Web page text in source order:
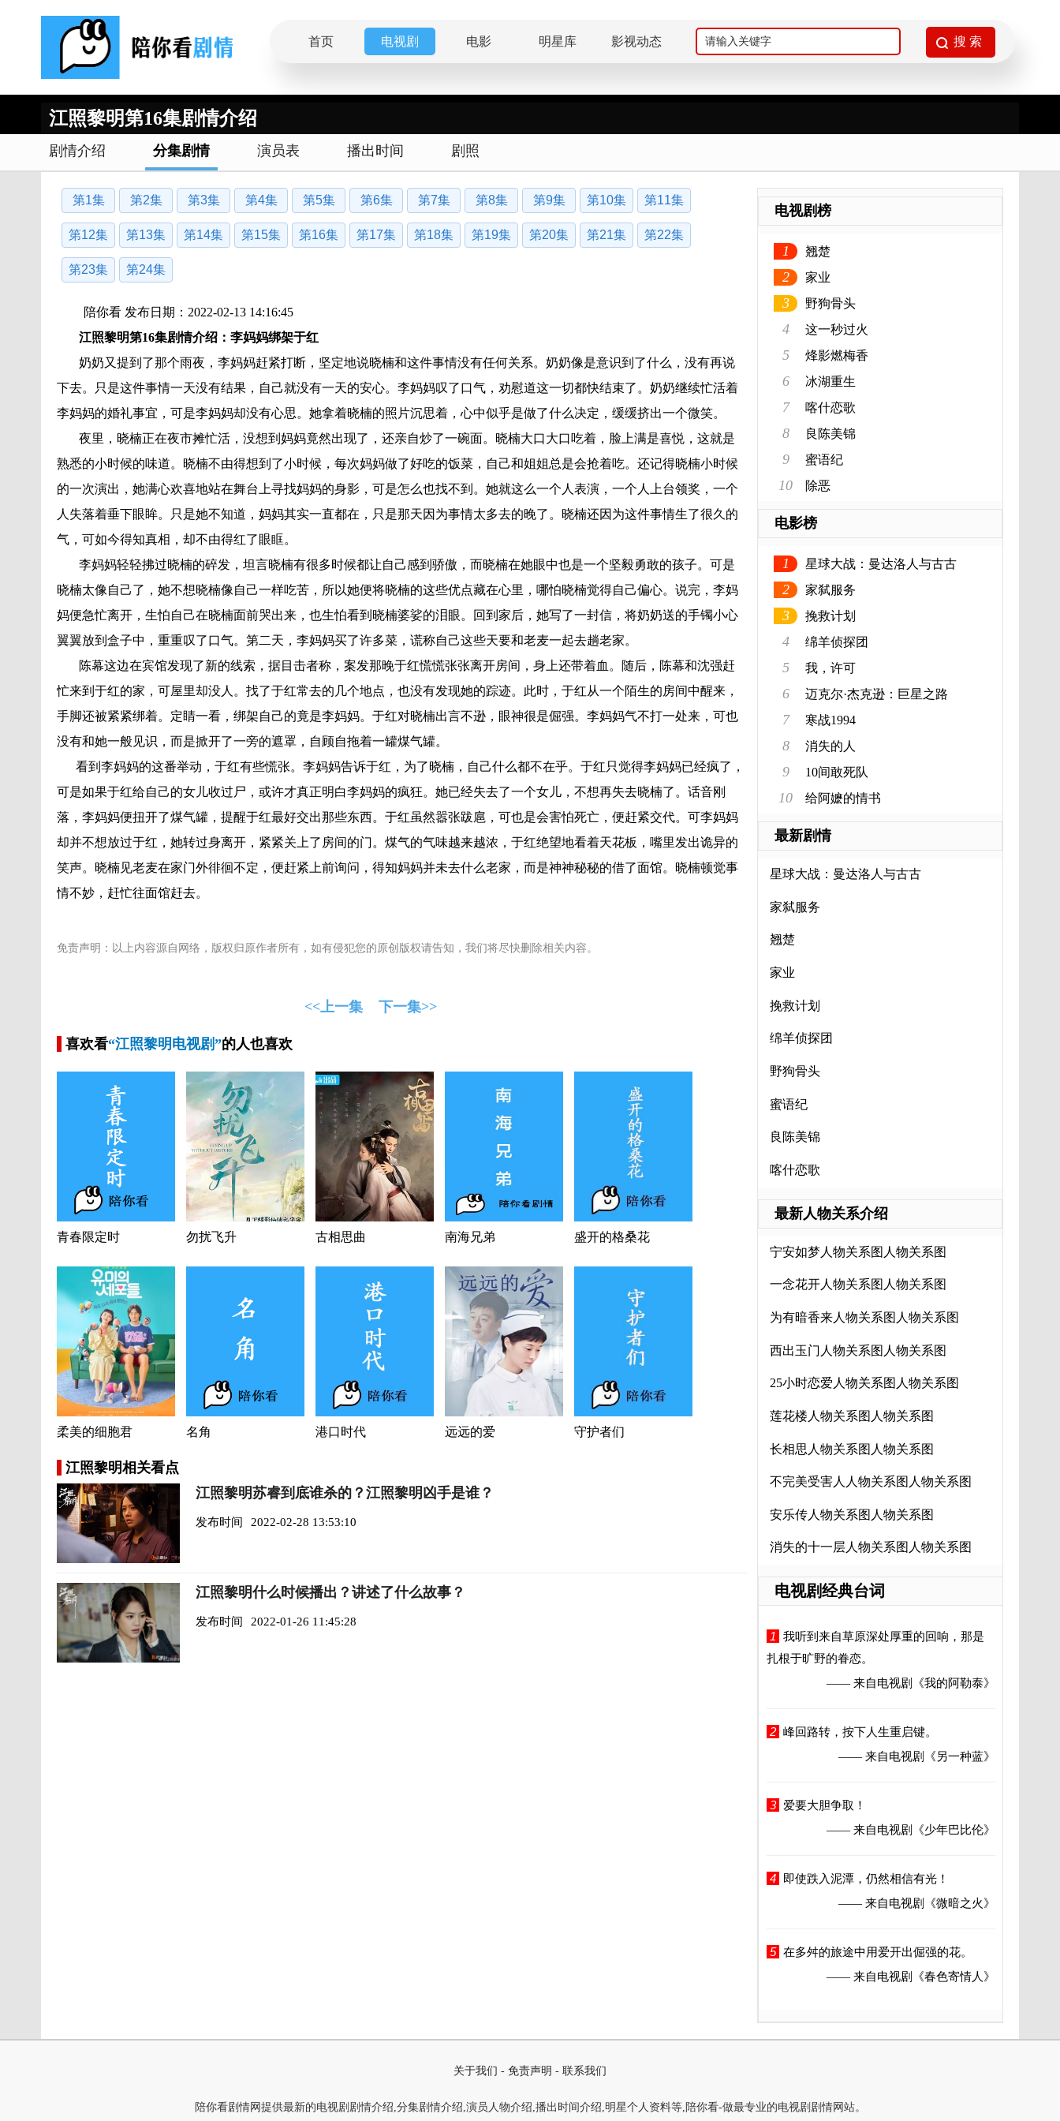
首页 电视剧 电影 明星库 影视动态
江照黎明第16集剧情介绍
剧情介绍 分集剧情 演员表 播出时间 剧照
第1集 第2集 第3集 第4集 第5集 第6集 第7集 第8集 第9集 第10集 第11集
第12集 第13集 第14集 第15集 第16集 第17集 第18集 第19集 第20集 第21集 第22集
第23集 第24集
陪你看 发布日期：2022-02-13 14:16:45
江照黎明第16集剧情介绍：李妈妈绑架于红
奶奶又提到了那个雨夜，李妈妈赶紧打断，坚定地说晓楠和这件事情没有任何关系。奶奶像是意识到了什么，没有再说
下去。只是这件事情一天没有结果，自己就没有一天的安心。李妈妈叹了口气，劝慰道这一切都快结束了。奶奶继续忙活着
李妈妈的婚礼事宜，可是李妈妈却没有心思。她拿着晓楠的照片沉思着，心中似乎是做了什么决定，缓缓挤出一个微笑。
夜里，晓楠正在夜市摊忙活，没想到妈妈竟然出现了，还亲自炒了一碗面。晓楠大口大口吃着，脸上满是喜悦，这就是
熟悉的小时候的味道。晓楠不由得想到了小时候，每次妈妈做了好吃的饭菜，自己和姐姐总是会抢着吃。还记得晓楠小时候
的一次演出，她满心欢喜地站在舞台上寻找妈妈的身影，可是怎么也找不到。她就这么一个人表演，一个人上台领奖，一个
人失落着垂下眼眸。只是她不知道，妈妈其实一直都在，只是那天因为事情太多去的晚了。晓楠还因为这件事情生了很久的
气，可如今得知真相，却不由得红了眼眶。
李妈妈轻轻拂过晓楠的碎发，坦言晓楠有很多时候都让自己感到骄傲，而晓楠在她眼中也是一个坚毅勇敢的孩子。可是
晓楠太像自己了，她不想晓楠像自己一样吃苦，所以她便将晓楠的这些优点藏在心里，哪怕晓楠觉得自己偏心。说完，李妈
妈便急忙离开，生怕自己在晓楠面前哭出来，也生怕看到晓楠婆娑的泪眼。回到家后，她写了一封信，将奶奶送的手镯小心
翼翼放到盒子中，重重叹了口气。第二天，李妈妈买了许多菜，谎称自己这些天要和老麦一起去趟老家。
陈幕这边在宾馆发现了新的线索，据目击者称，案发那晚于红慌慌张张离开房间，身上还带着血。随后，陈幕和沈强赶
忙来到于红的家，可屋里却没人。找了于红常去的几个地点，也没有发现她的踪迹。此时，于红从一个陌生的房间中醒来，
手脚还被紧紧绑着。定睛一看，绑架自己的竟是李妈妈。于红对晓楠出言不逊，眼神很是倔强。李妈妈气不打一处来，可也
没有和她一般见识，而是掀开了一旁的遮罩，自顾自拖着一罐煤气罐。
看到李妈妈的这番举动，于红有些慌张。李妈妈告诉于红，为了晓楠，自己什么都不在乎。于红只觉得李妈妈已经疯了，
可是如果于红给自己的女儿收过尸，或许才真正明白李妈妈的疯狂。她已经失去了一个女儿，不想再失去晓楠了。话音刚
落，李妈妈便扭开了煤气罐，提醒于红最好交出那些东西。于红虽然嚣张跋扈，可也是会害怕死亡，便赶紧交代。可李妈妈
却并不想放过于红，她转过身离开，紧紧关上了房间的门。煤气的气味越来越浓，于红绝望地看着天花板，嘴里发出诡异的
笑声。晓楠见老麦在家门外徘徊不定，便赶紧上前询问，得知妈妈并未去什么老家，而是神神秘秘的借了面馆。晓楠顿觉事
情不妙，赶忙往面馆赶去。
免责声明：以上内容源自网络，版权归原作者所有，如有侵犯您的原创版权请告知，我们将尽快删除相关内容。
<<上一集 下一集>>
喜欢看“江照黎明电视剧”的人也喜欢
青春限定时 勿扰飞升 古相思曲 南海兄弟 盛开的格桑花
柔美的细胞君 名角 港口时代 远远的爱 守护者们
江照黎明相关看点
江照黎明苏睿到底谁杀的？江照黎明凶手是谁？
发布时间 2022-02-28 13:53:10
江照黎明什么时候播出？讲述了什么故事？
发布时间 2022-01-26 11:45:28
电视剧榜
1 翘楚
2 家业
3 野狗骨头
4 这一秒过火
5 烽影燃梅香
6 冰湖重生
7 喀什恋歌
8 良陈美锦
9 蜜语纪
10 除恶
电影榜
1 星球大战：曼达洛人与古古
2 家弑服务
3 挽救计划
4 绵羊侦探团
5 我，许可
6 迈克尔·杰克逊：巨星之路
7 寒战1994
8 消失的人
9 10间敢死队
10 给阿嬷的情书
最新剧情
星球大战：曼达洛人与古古
家弑服务
翘楚
家业
挽救计划
绵羊侦探团
野狗骨头
蜜语纪
良陈美锦
喀什恋歌
最新人物关系介绍
宁安如梦人物关系图人物关系图
一念花开人物关系图人物关系图
为有暗香来人物关系图人物关系图
西出玉门人物关系图人物关系图
25小时恋爱人物关系图人物关系图
莲花楼人物关系图人物关系图
长相思人物关系图人物关系图
不完美受害人人物关系图人物关系图
安乐传人物关系图人物关系图
消失的十一层人物关系图人物关系图
电视剧经典台词
1
我听到来自草原深处厚重的回响，那是
扎根于旷野的眷恋。
—— 来自电视剧
《我的阿勒泰》
2 峰回路转，按下人生重启键。
—— 来自电视剧
《另一种蓝》
3
爱要大胆争取！
—— 来自电视剧
《少年巴比伦》
4
即使跌入泥潭，仍然相信有光！
—— 来自电视剧
《微暗之火》
5 在多舛的旅途中用爱开出倔强的花。
—— 来自电视剧
《春色寄情人》
关于我们 - 免责声明 - 联系我们
陪你看剧情网提供最新的电视剧剧情介绍,分集剧情介绍,演员人物介绍,播出时间介绍,明星个人资料等,陪你看-做最专业的电视剧剧情网站。